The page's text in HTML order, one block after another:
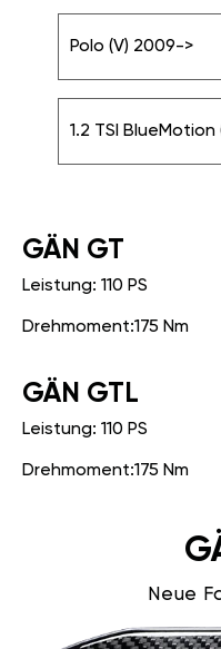
Polo (V) 2009->
1.2 TSI BlueMotion
GÄN GT
Leistung: 110 PS
Drehmoment:175 Nm
GÄN GTL
Leistung: 110 PS
Drehmoment:175 Nm
Neue